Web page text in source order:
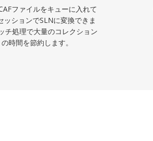
ファイルをキューに入れて
ッションでSLNに変換できま
チ処理で大量のコレクション
の時間を節約します。